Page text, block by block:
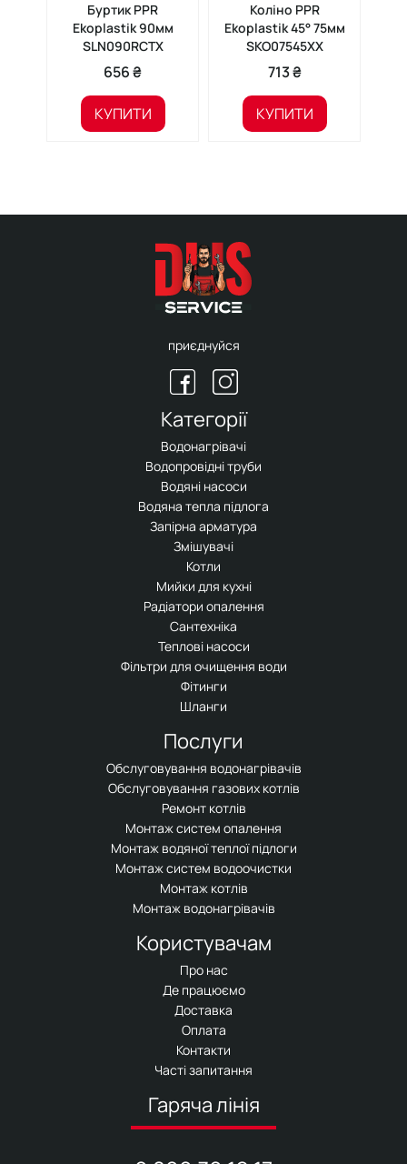
Буртик PPR
Ekoplastik 90мм
SLN090RCTX
656 ₴
КУПИТИ
Коліно PPR
Ekoplastik 45° 75мм
SKO07545XX
713 ₴
КУПИТИ
приєднуйся
Категорії
Водонагрівачі
Водопровідні труби
Водяні насоси
Водяна тепла підлога
Запірна арматура
Змішувачі
Котли
Мийки для кухні
Радіатори опалення
Сантехніка
Теплові насоси
Фільтри для очищення води
Фітинги
Шланги
Послуги
Обслуговування водонагрівачів
Обслуговування газових котлів
Ремонт котлів
Монтаж систем опалення
Монтаж водяної теплої підлоги
Монтаж систем водоочистки
Монтаж котлів
Монтаж водонагрівачів
Користувачам
Про нас
Де працюємо
Доставка
Оплата
Контакти
Часті запитання
Гаряча лінія